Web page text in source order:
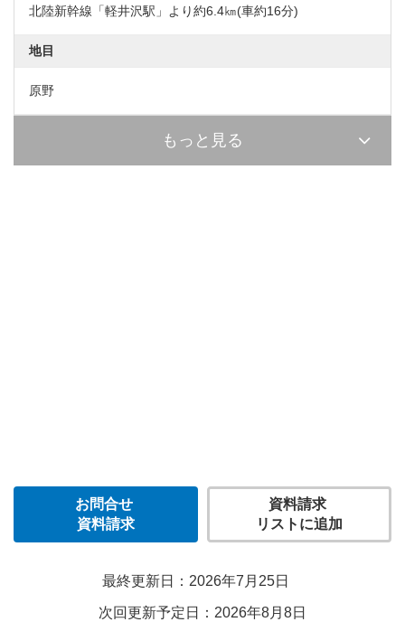
北陸新幹線「軽井沢駅」より約6.4㎞(車約16分)
地目
原野
もっと見る
お問合せ
資料請求
資料請求
リストに追加
最終更新日：2026年7月25日
次回更新予定日：2026年8月8日